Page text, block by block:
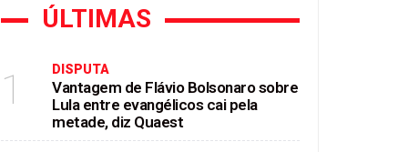
ÚLTIMAS
1 DISPUTA
Vantagem de Flávio Bolsonaro sobre
Lula entre evangélicos cai pela
metade, diz Quaest